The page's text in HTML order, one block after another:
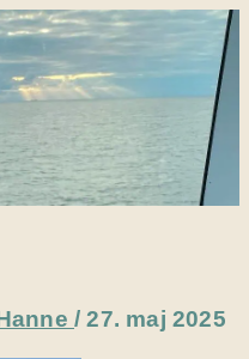
/27. maj 2025